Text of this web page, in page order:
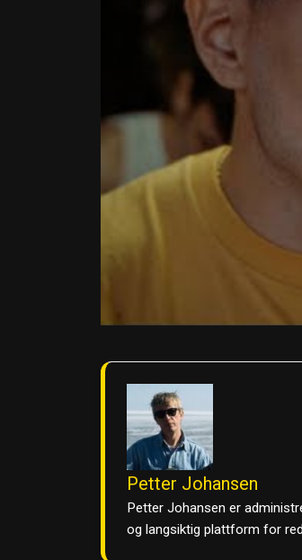
Petter Johansen
Petter Johansen er
og langsiktig plattform for